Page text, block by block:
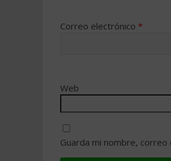
Correo electrónico *
Web
Guarda mi nombre,